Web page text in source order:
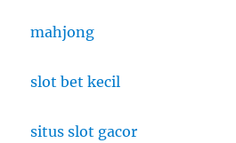
mahjong
slot bet kecil
situs slot gacor